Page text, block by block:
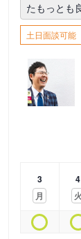
たもっとも
土日面談可能
3
月
4
火